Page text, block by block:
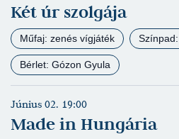
Két úr szolgája
Műfaj: zenés vígjáték
Bérlet: Gózon Gyula
Június 02. 19:00
Made in Hungária